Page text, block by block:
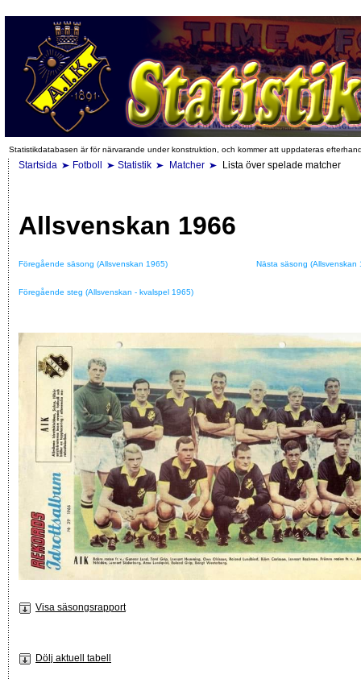
Statistikdatabasen är för närvarande under konstruktion, och kommer att uppdateras
Startsida Fotboll Statistik Matcher Lista över spelade matcher
Allsvenskan 1966
Föregående säsong (Allsvenskan 1965) Nästa säsong (Allsvenskan
Föregående steg (Allsvenskan - kvalspel 1965)
Visa säsongsrapport
Dölj aktuell tabell